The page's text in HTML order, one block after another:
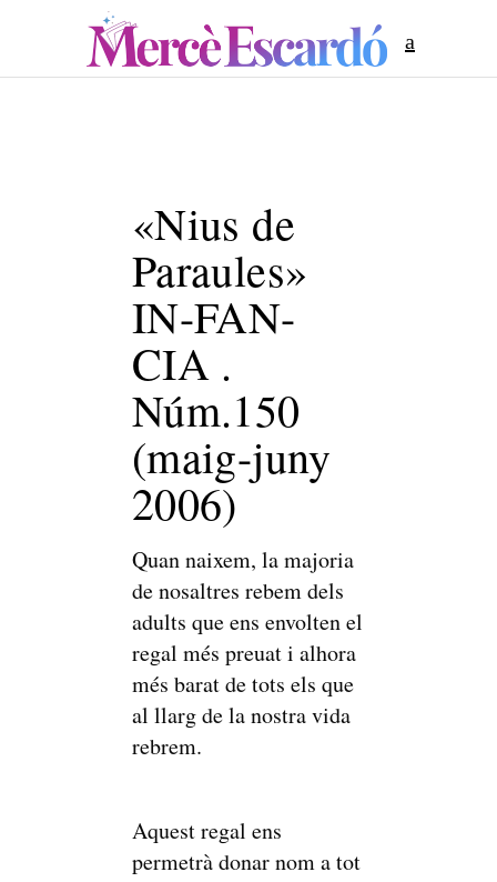
«Nius de
Paraules»
IN-FAN-
CIA .
Núm.150
(maig-juny
2006)
Quan naixem, la majoria
de nosaltres rebem dels
adults que ens envolten el
regal més preuat i alhora
més barat de tots els que
al llarg de la nostra vida
rebrem.
Aquest regal ens
permetrà donar nom a tot